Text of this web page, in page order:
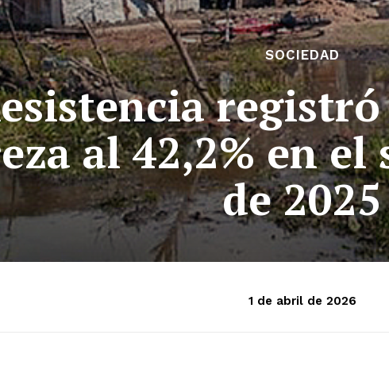
SOCIEDAD
al 42,2% en el
de 2025
1 de abril de 2026